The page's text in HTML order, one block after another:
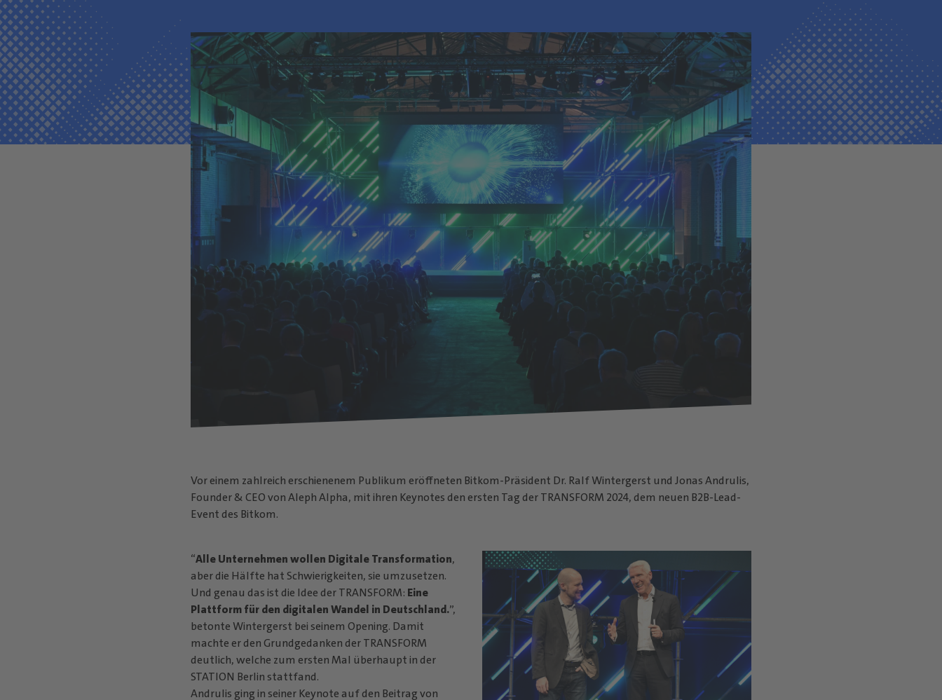
Vor einem zahlreich erschienenem Publikum eröffneten Bitkom-Präsident Dr. Ralf Wintergerst und Jonas Andrulis,
Founder & CEO von Aleph Alpha, mit ihren Keynotes den ersten Tag der TRANSFORM 2024, dem neuen B2B-Lead-
Event des Bitkom.
“Alle Unternehmen wollen Digitale Transformation,
aber die Hälfte hat Schwierigkeiten, sie umzusetzen.
Und genau das ist die Idee der TRANSFORM: Eine
Plattform für den digitalen Wandel in Deutschland.”,
betonte Wintergerst bei seinem Opening. Damit
machte er den Grundgedanken der TRANSFORM
deutlich, welche zum ersten Mal überhaupt in der
STATION Berlin stattfand.
Andrulis ging in seiner Keynote auf den Beitrag von